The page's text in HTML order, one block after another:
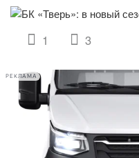
1 3
РЕКЛАМА